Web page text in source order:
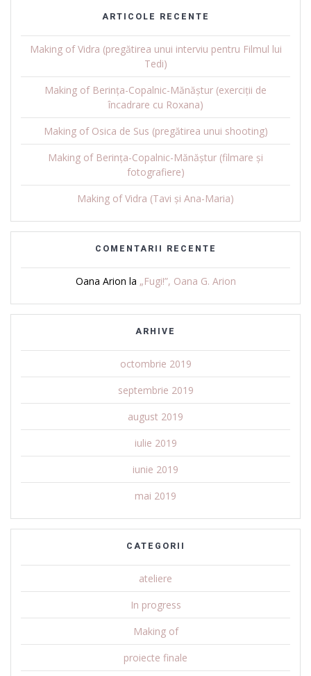
ARTICOLE RECENTE
Making of Vidra (pregătirea unui interviu pentru Filmul lui
Tedi)
Making of Berința-Copalnic-Mănăștur (exerciții de
încadrare cu Roxana)
Making of Osica de Sus (pregătirea unui shooting)
Making of Berința-Copalnic-Mănăștur (filmare și
fotografiere)
Making of Vidra (Tavi și Ana-Maria)
COMENTARII RECENTE
Oana Arion la „Fugi!”, Oana G. Arion
ARHIVE
octombrie 2019
septembrie 2019
august 2019
iulie 2019
iunie 2019
mai 2019
CATEGORII
ateliere
In progress
Making of
proiecte finale